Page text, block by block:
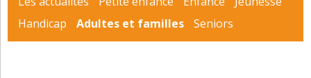
Handicap
Adultes et familles Seniors